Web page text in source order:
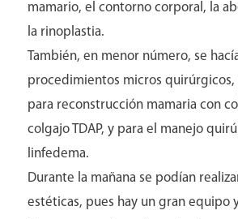
Contacto
mamario, el contorno corporal, la
la rinoplastia.
También, en menor número, se
procedimientos micros
para reconstrucción mamaria con
colgajo TDAP, y para el manejo
linfedema.
Durante la mañana se podían
estéticas, pues hay un gran equipo